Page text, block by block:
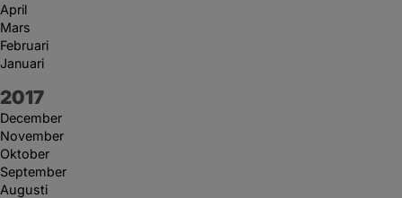
April
Mars
Februari
Januari
År:
2017
December
November
Oktober
September
Augusti